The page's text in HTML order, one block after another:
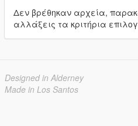
Δεν βρέθηκαν αρχεία,
αλλάξεις τα κριτήρια
Designed in Alderney
Made in Los Santos